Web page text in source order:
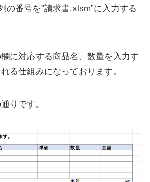
の番号を”請求書.xlsm”に入力する
に対応する商品名、数量を入力す
る仕組みになっております。
りです。